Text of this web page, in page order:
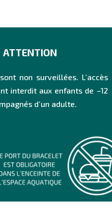
ATTENTION
non surveillées. L’accès
interdit aux enfants de –12
d’un adulte.